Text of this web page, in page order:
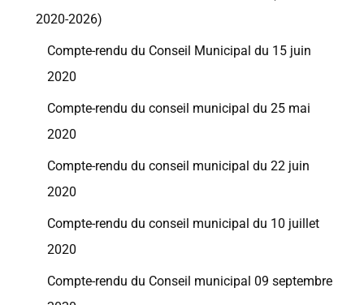
2020-2026)
Compte-rendu du Conseil Municipal du 15 juin
2020
Compte-rendu du conseil municipal du 25 mai
2020
Compte-rendu du conseil municipal du 22 juin
2020
Compte-rendu du conseil municipal du 10 juillet
2020
Compte-rendu du Conseil municipal 09 septembre